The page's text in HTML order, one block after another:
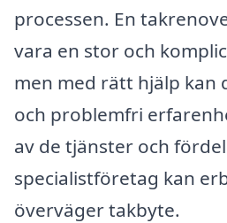
processen. En
vara en stor och
men med rätt hjälp kan
och problemfri
av de tjänster och
specialistföretag kan
överväger takbyte.